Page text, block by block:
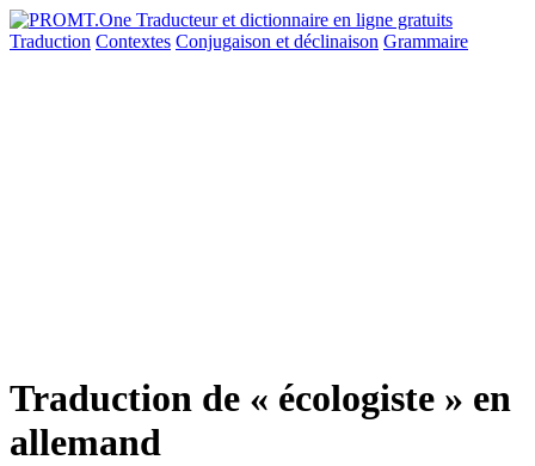
Traduction Contextes Conjugaison et déclinaison Grammaire
Traduction de « écologiste » en
allemand